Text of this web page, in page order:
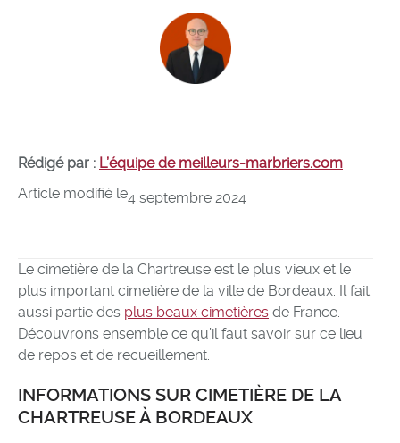
Rédigé par : L’équipe de meilleurs-marbriers.com
Article modifié le4 septembre 2024
Le cimetière de la Chartreuse est le plus vieux et le
plus important cimetière de la ville de Bordeaux. Il fait
aussi partie des plus beaux cimetières de France.
Découvrons ensemble ce qu’il faut savoir sur ce lieu
de repos et de recueillement.
INFORMATIONS SUR CIMETIÈRE DE LA
CHARTREUSE À BORDEAUX